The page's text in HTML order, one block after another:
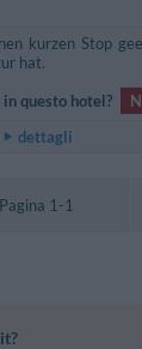
kurzen Stop
hat.
questo hotel?
dettagli
Pagina 1-1